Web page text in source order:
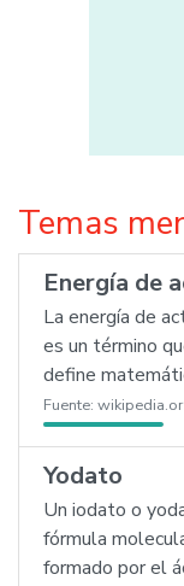
Temas
Energía de
La energía de
es un término
define
Fuente:
Yodato
Un iodato o
fórmula
formado por el